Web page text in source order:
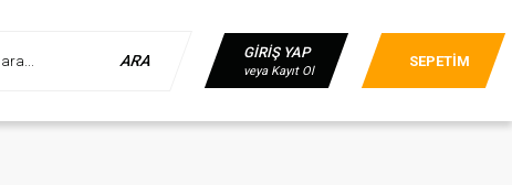
ARA GİRİŞ YAP
veya Kayıt Ol
SEPETİM